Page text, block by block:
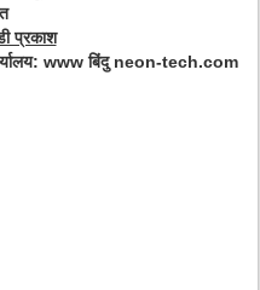
प्रकाश
www बिंदु neon-tech.com